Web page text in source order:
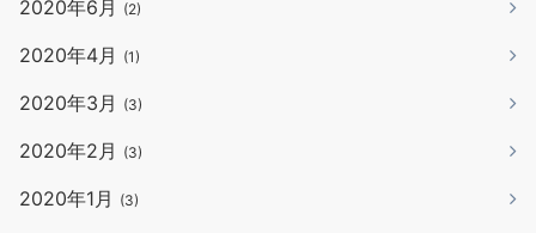
2020年6月 (2)
2020年4月 (1)
2020年3月 (3)
2020年2月 (3)
2020年1月 (3)